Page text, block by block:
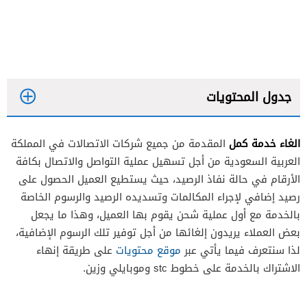
جدول المحتويات
الغاء خدمة كمل زين
الغاء خدمة كمل موبايلي
الغاء خدمة كمل stc
الغاء خدمة كمل المقدمة من جميع شركات الاتصالات في المملكة
العربية السعودية من أجل تسهيل عملية التواصل والاتصال بكافة
الأرقام في حالة نفاذ الرصيد، حيث يستطيع العميل الحصول على
رصيد إضافي لإجراء المكالمات وتسديده الرصيد والرسوم الخاصة
بالخدمة مع أول عملية شحن يقوم بها العميل، وهذا ما يجعل
بعض العملاء يريدون إلغائها من أجل توفير تلك الرسوم الإضافية،
لذا سنتعرف فيما يأتي عبرموقع محتويات على طريقة إنهاء
الاشتراك بالخدمة على خطوط stc وموبايلي وزين.